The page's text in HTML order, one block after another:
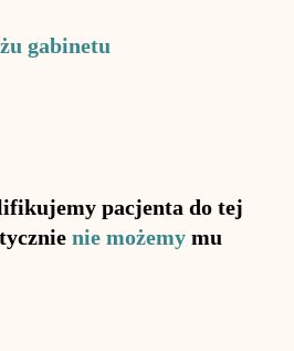
gabinetu
pacjenta do tej
nie możemy mu